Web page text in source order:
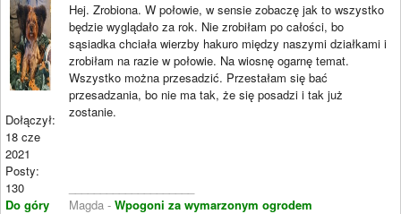
Dołączył:
18 cze
2021
Posty:
130
Do góry
Hej. Zrobiona. W połowie, w sensie zobaczę jak to wszystko
będzie wyglądało za rok. Nie zrobiłam po całości, bo
sąsiadka chciała wierzby hakuro między naszymi działkami i
zrobiłam na razie w połowie. Na wiosnę ogarnę temat.
Wszystko można przesadzić. Przestałam się bać
przesadzania, bo nie ma tak, że się posadzi i tak już
zostanie.
Magda - Wpogoni za wymarzonym ogrodem